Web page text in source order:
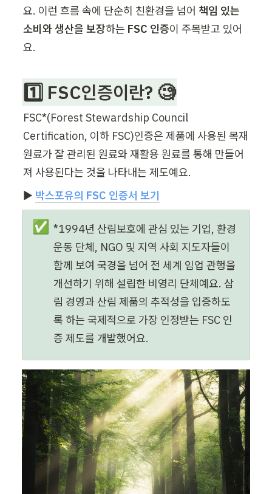
요. 이런 흐름 속에 단순히 친환경을 넘어 책임 있는
소비와 생산을 보장하는 FSC 인증이 주목받고 있어
요.
1️⃣ FSC인증이란? 🧐
FSC*(Forest Stewardship Council
Certification, 이하 FSC)인증은 제품에 사용된 목재
원료가 잘 관리된 원료와 재활용 원료를 통해 만들어
져 사용된다는 것을 나타내는 제도예요.
▶️ 박스포유의 FSC 인증서 보기
✅ *1994년 산림보호에 관심 있는 기업, 환경
운동 단체, NGO 및 지역 사회 지도자들이
함께 보여 국경을 넘어 전 세계 임업 관행을
개선하기 위해 설립한 비영리 단체예요. 삼
림 경영과 산림 제품의 추적성을 입증하도
록 하는 국제적으로 가장 인정받는 FSC 인
증 제도를 개발했어요.